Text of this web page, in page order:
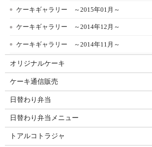
ケーキギャラリー ～2015年01月～
ケーキギャラリー ～2014年12月～
ケーキギャラリー ～2014年11月～
オリジナルケーキ
ケーキ通信販売
日替わり弁当
日替わり弁当メニュー
トアルコトラジャ